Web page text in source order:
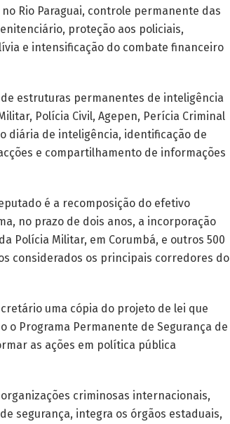
Rio Paraguai, controle permanente das
proteção aos policiais,
e intensificação do combate financeiro
estruturas permanentes de inteligência
Polícia Civil, Agepen, Perícia Criminal
diária de inteligência, identificação de
e compartilhamento de informações
é a recomposição do efetivo
no prazo de dois anos, a incorporação
Polícia Militar, em Corumbá, e outros 500
considerados os principais corredores do
uma cópia do projeto de lei que
o Programa Permanente de Segurança de
as ações em política pública
criminosas internacionais,
segurança, integra os órgãos estaduais,